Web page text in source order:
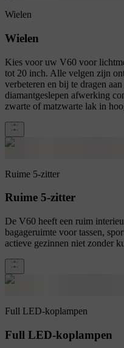
Wielen
Wielen
Kies voor uw V60 voor
tot 20 inch. Alle velgen zijn
verbeteren en bij te dragen
diamantgeslepen afwerking
zwarte of matzwarte lak in
Ruime 5-zitter
Ruime 5-zitter
De V60 heeft een ruim
bagageruimte voor tassen,
actieve gezinnen niet zonder
Full LED-koplampen
Full LED-koplampen